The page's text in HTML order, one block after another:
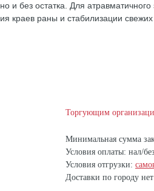
и без остатка. Для
краев раны и стабилизации
Торгующим
Минимальная сумма
Условия оплаты: нал/
Условия отгрузки:
Доставки по городу нет